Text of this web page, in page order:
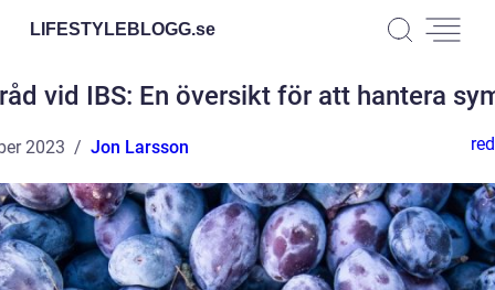
LIFESTYLEBLOGG.se
vid IBS: En översikt för att hantera
2023 Jon Larsson